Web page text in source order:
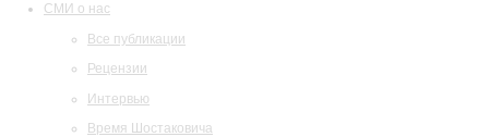
СМИ о нас
Все публикации
Рецензии
Интервью
Время Шостаковича